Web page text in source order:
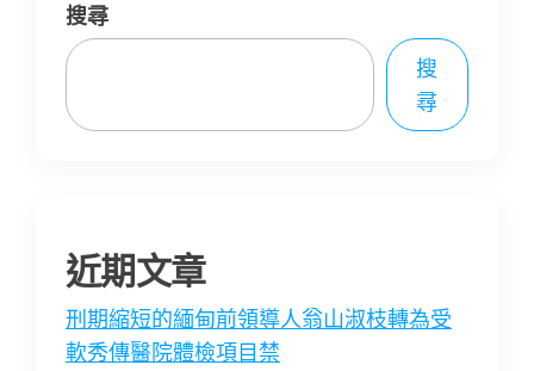
搜尋
搜
尋
近期文章
刑期縮短的緬甸前領導人翁山淑枝轉為受
軟秀傳醫院體檢項目禁